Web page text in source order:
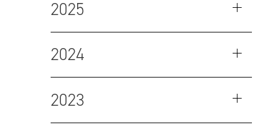
2025
2024
2023